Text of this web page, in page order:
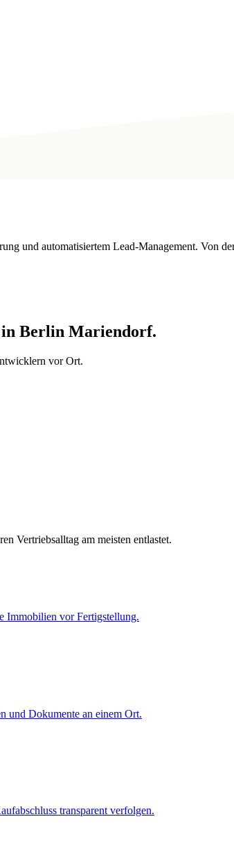
und automatisiertem Lead-Management. Von
in Berlin Mariendorf.
vor Ort.
Vertriebsalltag am meisten entlastet.
Immobilien vor Fertigstellung.
und Dokumente an einem Ort.
transparent verfolgen.